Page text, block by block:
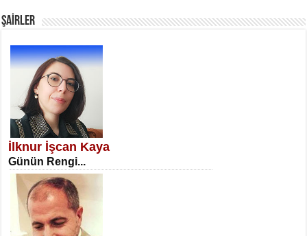
SATILMIŞ ÜMİT ÇETİNKAYA
Erkenlik...
ŞAİRLER
İlknur İşcan Kaya
Günün Rengi...